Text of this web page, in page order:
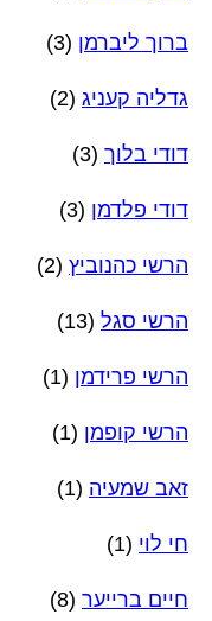
ברוך ליברמן (3)
גדליה קעניג (2)
דודי בלוך (3)
דודי פלדמן (3)
הרשי כהנוביץ (2)
הרשי סגל (13)
הרשי פרידמן (1)
הרשי קופמן (1)
זאב שמעיה (1)
חי לוי (1)
חיים ברייער (8)